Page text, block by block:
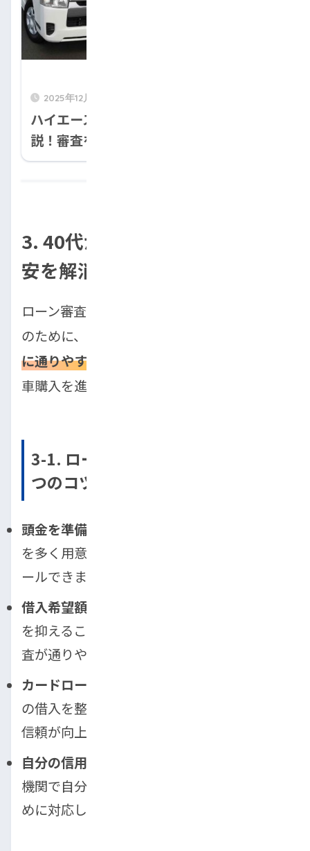
2025年12月11日
ハイエースの自社ローンについて徹底解
説！審査を通過するコツとは？
3. 40代が抱えるローン審査の不
安を解消し、お得に買う方法
ローン審査が不安で購入をためらっている方
のために、具体的な対策を解説します。
に通りやすくなる方法
車購入を進めましょう。
3-1. ローン審査に通りやすくなる4
つのコツ
頭金を準備するだけで信用度がアップ
を多く用意すると、金融機関に信用度をアピ
ールできます。
借入希望額を少しだけ見直してみる
を抑えることで返済能力を高く評価され、審
査が通りやすくなります。
カードローンなど他の借入を整理する
の借入を整理・完済することで返済能力への
信頼が向上します。
自分の信用情報を開示してみよう
機関で自分の状況を確認し、問題があれば早
めに対応しましょう。